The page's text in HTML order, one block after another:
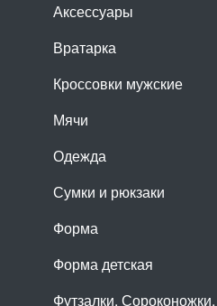
Аксессуары
Вратарка
Кроссовки мужские
Мячи
Одежда
Сумки и рюкзаки
Форма
Форма детская
Футзалки, Сороконожки,